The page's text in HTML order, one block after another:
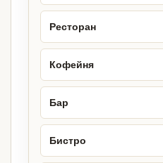
Ресторан
Кофейня
Бар
Бистро